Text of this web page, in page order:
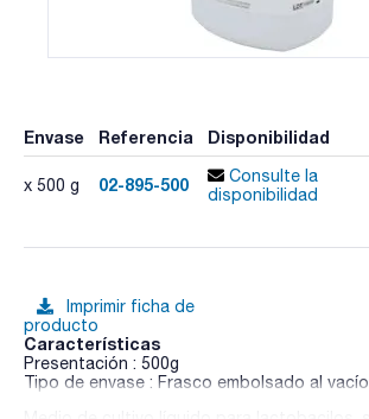
Envase Referencia Disponibilidad
x 500 g 02-895-500
Consulte la
disponibilidad
Imprimir ficha de
producto
Características
Presentación : 500g
Tipo de envase : Frasco embolsado al vacío